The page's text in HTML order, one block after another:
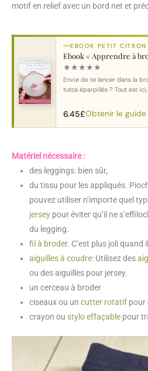
motif en relief avec un bord net et
EBOOK PETIT CITRON
Ebook « Apprendre à
★★★★★
Envie de te lancer dans la
tutos éparpillés ? Tout est
6.45£Obtenir le
Matériel nécessaire :
des leggings: bien sûr,
du tissu pour les appliqués.
pouvez utiliser n’importe quel
jersey pour éviter qu’il ne
du legging.
fil à broder. C’est plus joli quand
aiguilles à coudre: Utilisez des
ou des aiguilles pour jersey.
un cerceau à broder
ciseaux ou un cutter rotatif pour
crayon ou stylo effaçable pour